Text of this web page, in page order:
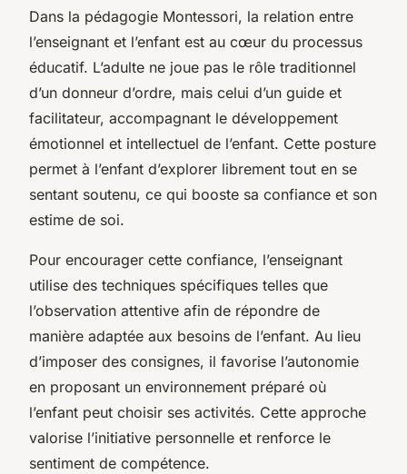
Dans la pédagogie Montessori, la relation entre
l’enseignant et l’enfant est au cœur du processus
éducatif. L’adulte ne joue pas le rôle traditionnel
d’un donneur d’ordre, mais celui d’un guide et
facilitateur, accompagnant le développement
émotionnel et intellectuel de l’enfant. Cette posture
permet à l’enfant d’explorer librement tout en se
sentant soutenu, ce qui booste sa confiance et son
estime de soi.
Pour encourager cette confiance, l’enseignant
utilise des techniques spécifiques telles que
l’observation attentive afin de répondre de
manière adaptée aux besoins de l’enfant. Au lieu
d’imposer des consignes, il favorise l’autonomie
en proposant un environnement préparé où
l’enfant peut choisir ses activités. Cette approche
valorise l’initiative personnelle et renforce le
sentiment de compétence.